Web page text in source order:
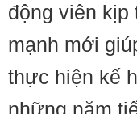
động viên
mạnh mới
thực hiện kế
những năm